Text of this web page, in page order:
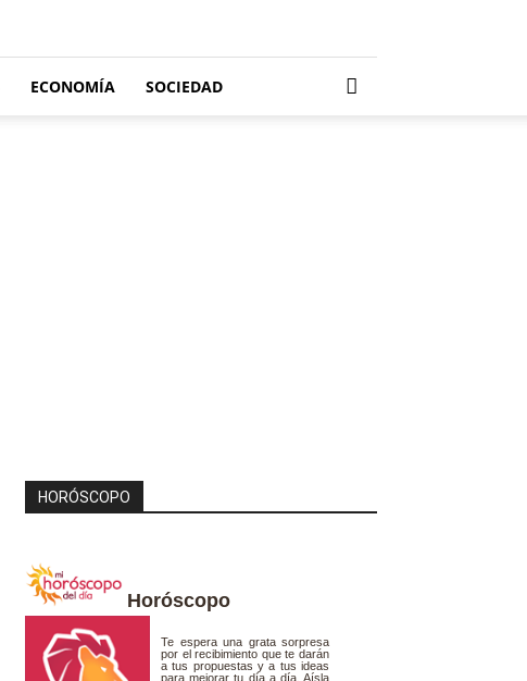
ECONOMÍA SOCIEDAD
HORÓSCOPO
Horóscopo